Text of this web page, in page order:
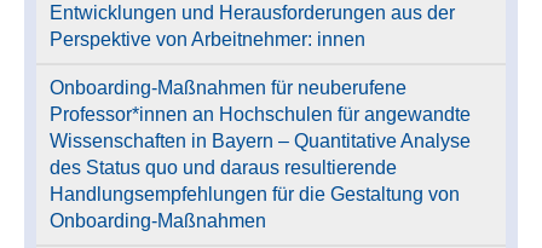
Entwicklungen und Herausforderungen aus der
Perspektive von Arbeitnehmer: innen
Onboarding-Maßnahmen für neuberufene
Professor*innen an Hochschulen für angewandte
Wissenschaften in Bayern – Quantitative Analyse
des Status quo und daraus resultierende
Handlungsempfehlungen für die Gestaltung von
Onboarding-Maßnahmen